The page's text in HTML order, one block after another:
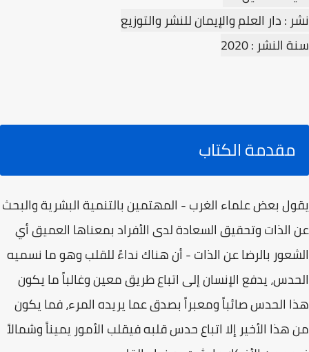
نشر : دار العلم والإيمان للنشر والتوزيع
سنة النشر : 2020
مقدمة الكتاب
يقول بعض علماء الغرب - المهتمين بالتنمية البشرية والبحث
عن الذات وتحقيق السعادة لدى الأفراد بمعناها العميق أي
الشعور بالرضا عن الذات - أن هناك نداءً للقلب وهو ما نسميه
الحدس، يدفع الإنسان إلى اتباع طريق معين وغالباً ما يكون
هذا الحدس صائباً ومعبراً بصدق عما يريده المرء، فما يكون
من هذا الأخير إلا اتباع حدس قلبه فيقلب الأمور يميناً وشمالاً